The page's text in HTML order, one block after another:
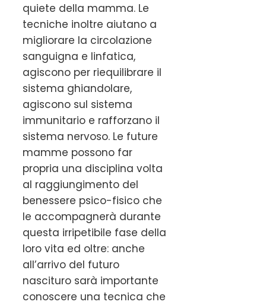
quiete della mamma. Le
tecniche inoltre aiutano a
migliorare la circolazione
sanguigna e linfatica,
agiscono per riequilibrare il
sistema ghiandolare,
agiscono sul sistema
immunitario e rafforzano il
sistema nervoso. Le future
mamme possono far
propria una disciplina volta
al raggiungimento del
benessere psico-fisico che
le accompagnerà durante
questa irripetibile fase della
loro vita ed oltre: anche
all’arrivo del futuro
nascituro sarà importante
conoscere una tecnica che